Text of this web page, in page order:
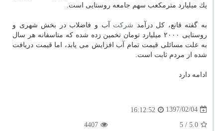
یك میلیارد مترمكعب سهم جامعه روستایی است.
به گفته قانع، كل درآمد شركت آب و فاضلاب در بخش شهری و
روستایی ۲۰۰۰ میلیارد تومان تخمین زده شده كه متاسفانه هر سال
به علت مسائلی قیمت تمام آب افزایش می یابد، اما قیمت دریافت
شده از مردم ثابت است.
ادامه دارد
1397/02/04
16:12:52
5.0
/ 5
4407